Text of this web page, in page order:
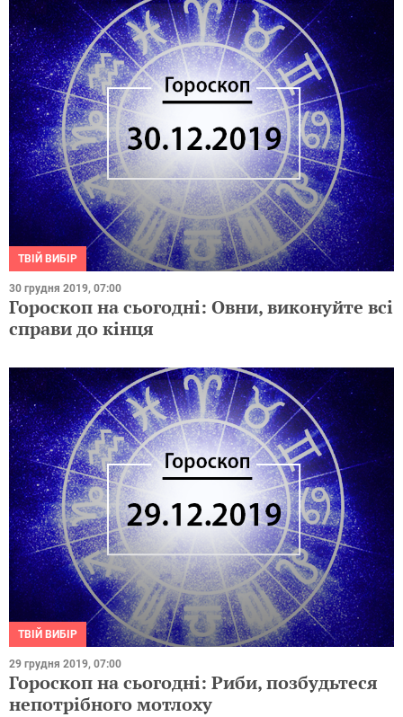
ТВІЙ ВИБІР
30 грудня 2019, 07:00
Гороскоп на сьогодні: Овни, виконуйте всі
справи до кінця
ТВІЙ ВИБІР
29 грудня 2019, 07:00
Гороскоп на сьогодні: Риби, позбудьтеся
непотрібного мотлоху